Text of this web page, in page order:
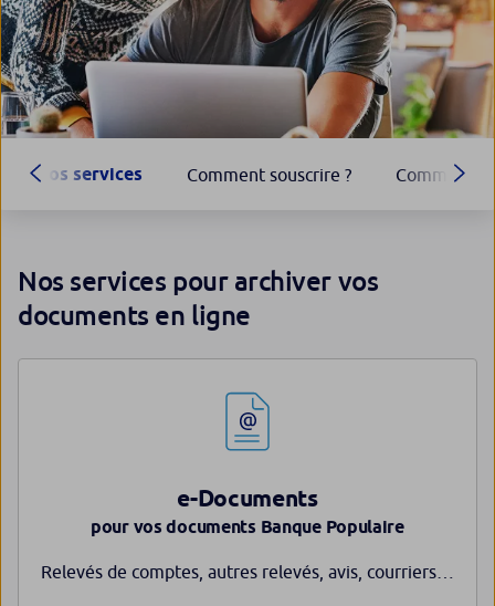
Nos services Comment souscrire ? Comment
Nos services pour archiver vos
documents en ligne
e-Documents
pour vos documents Banque Populaire
Relevés de comptes, autres relevés, avis, courriers…